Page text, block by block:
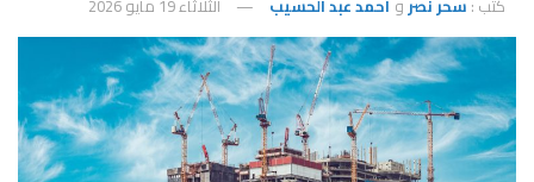
كتب : سحر نصرو أحمد عبد الحسيب الثلاثاء 19 مايو 2026